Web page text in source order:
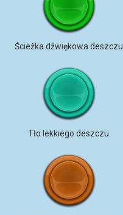
Ścieżka dźwiękowa deszczu
Tło lekkiego deszczu